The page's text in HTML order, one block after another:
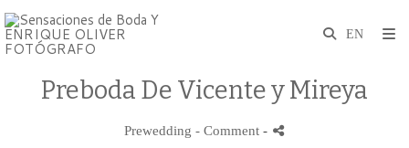
Preboda De Vicente y Mireya
Prewedding - Comment -